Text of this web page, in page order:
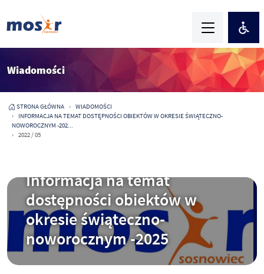
Wiadomości
STRONA GŁÓWNA
WIADOMOŚCI
INFORMACJA NA TEMAT DOSTĘPNOŚCI OBIEKTÓW W OKRESIE ŚWIĄTECZNO-
NOWOROCZNYM -202...
2022 / 05
Informacja na temat
dostępności obiektów w
okresie świąteczno-
noworocznym -2025